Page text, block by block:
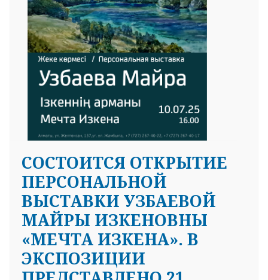
СОСТОИТСЯ ОТКРЫТИЕ
ПЕРСОНАЛЬНОЙ
ВЫСТАВКИ УЗБАЕВОЙ
МАЙРЫ ИЗКЕНОВНЫ
«МЕЧТА ИЗКЕНА». В
ЭКСПОЗИЦИИ